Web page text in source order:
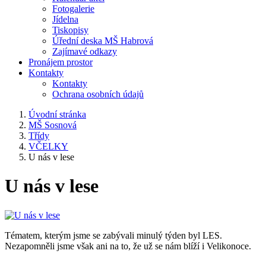
Fotogalerie
Jídelna
Tiskopisy
Úřední deska MŠ Habrová
Zajímavé odkazy
Pronájem prostor
Kontakty
Kontakty
Ochrana osobních údajů
Úvodní stránka
MŠ Sosnová
Třídy
VČELKY
U nás v lese
U nás v lese
Tématem, kterým jsme se zabývali minulý týden byl LES.
Nezapomněli jsme však ani na to, že už se nám blíží i Velikonoce.